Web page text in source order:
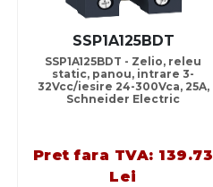
SSP1A125BDT
SSP1A125BDT - Zelio, releu
static, panou, intrare 3-
32Vcc/iesire 24-300Vca, 25A,
Schneider Electric
Pret fara TVA: 139.73
Lei